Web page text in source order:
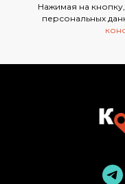
Нажимая на
персональных